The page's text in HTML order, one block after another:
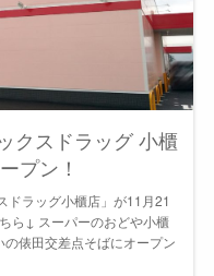
クスドラッグ 小櫃
プン！
ドラッグ小櫃店」が11月21
ら↓ スーパーのおどや小櫃
俵田交差点そばにオープン